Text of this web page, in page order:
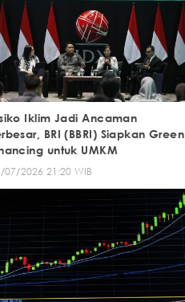
Iklim Jadi Ancaman
BRI (BBRI) Siapkan Green
untuk UMKM
07/2026 21:20 WIB